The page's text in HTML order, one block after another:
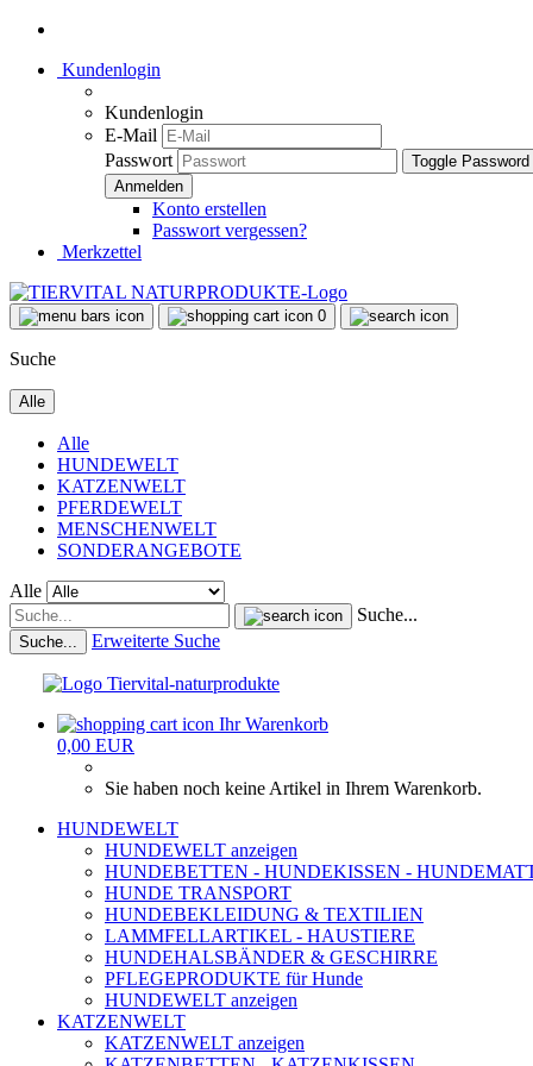
Kundenlogin
Kundenlogin
E-Mail
Passwort
Toggle
Konto erstellen
Passwort vergessen?
Merkzettel
0
Suche
Alle
Alle
HUNDEWELT
KATZENWELT
PFERDEWELT
MENSCHENWELT
SONDERANGEBOTE
Alle
Suche...
Suche... Erweiterte Suche
Ihr Warenkorb
0,00 EUR
Sie haben noch keine Artikel in Ihrem Warenkorb.
HUNDEWELT
HUNDEWELT anzeigen
HUNDEBETTEN - HUNDEKISSEN -
HUNDE TRANSPORT
HUNDEBEKLEIDUNG & TEXTILIEN
LAMMFELLARTIKEL - HAUSTIERE
HUNDEHALSBÄNDER & GESCHIRRE
PFLEGEPRODUKTE für Hunde
HUNDEWELT anzeigen
KATZENWELT
KATZENWELT anzeigen